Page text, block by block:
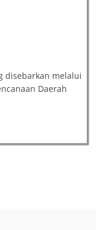
disebarkan melalui
Daerah